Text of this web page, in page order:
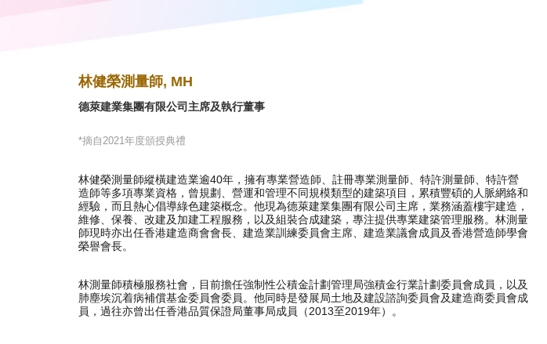
林健榮測量師, MH
德萊建業集團有限公司主席及執行董事
*摘自2021年度頒授典禮
林健榮測量師縱橫建造業逾40年，擁有專業營造師、註冊專業測量師、特許測量師、特許營
造師等多項專業資格，曾規劃、營運和管理不同規模類型的建築項目，累積豐碩的人脈網絡和
經驗，而且熱心倡導綠色建築概念。他現為德萊建業集團有限公司主席，業務涵蓋樓宇建造，
維修、保養、改建及加建工程服務，以及組裝合成建築，專注提供專業建築管理服務。林測量
師現時亦出任香港建造商會會長、建造業訓練委員會主席、建造業議會成員及香港營造師學會
榮譽會長。
林測量師積極服務社會，目前擔任強制性公積金計劃管理局強積金行業計劃委員會成員，以及
肺塵埃沉着病補償基金委員會委員。他同時是發展局土地及建設諮詢委員會及建造商委員會成
員，過往亦曾出任香港品質保證局董事局成員（2013至2019年）。